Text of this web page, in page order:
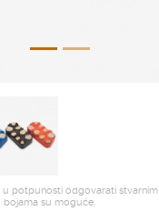
u potpunosti odgovarati stvarnim
bojama su moguće.